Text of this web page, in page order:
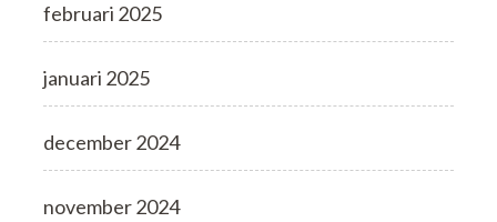
februari 2025
januari 2025
december 2024
november 2024